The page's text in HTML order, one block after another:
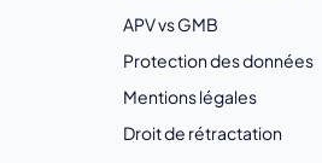
APV vs GMB
Protection des données
Mentions légales
Droit de rétractation